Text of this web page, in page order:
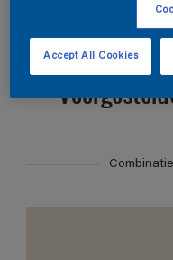
Accept All Cookies